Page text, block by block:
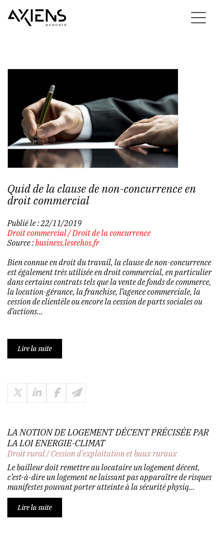
Quid de la clause de non-concurrence en
droit commercial
Publié le :22/11/2019
Droit commercial/Droit de la concurrence
Source :business.lesechos.fr
Bien connue en droit du travail, la clause de non-concurrence
est également très utilisée en droit commercial, en particulier
dans certains contrats tels que la vente de fonds de commerce,
la location-gérance, la franchise, l’agence commerciale, la
cession de clientèle ou encore la cession de parts sociales ou
d’actions...
Lire la suite
LA NOTION DE LOGEMENT DÉCENT PRÉCISÉE PAR
LA LOI ENERGIE-CLIMAT
Droit rural/Cession d'exploitation et baux ruraux
Le bailleur doit remettre au locataire un logement décent,
c’est-à-dire un logement ne laissant pas apparaître de risques
manifestes pouvant porter atteinte à la sécurité physiq...
Lire la suite